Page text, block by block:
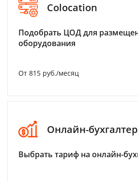
Colocation
Подобрать ЦОД для
оборудования
От 815 руб./месяц
Онлайн-
Выбрать тариф на онлайн-